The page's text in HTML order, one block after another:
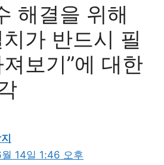
해결을 위해
가 반드시 필
보기”에 대한
14일 1:46 오후